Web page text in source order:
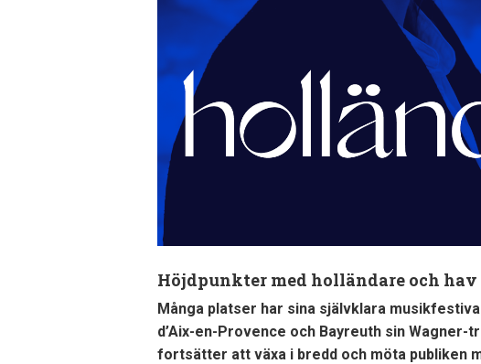
Höjdpunkter med holländare och
Många platser har sina självklara
d’Aix-en-Provence och Bayreuth sin Wagner-
fortsätter att växa i bredd och möta publiken